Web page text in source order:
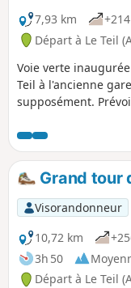
7,93 km
Départ à Le Teil
Voie verte
Teil à l'ancienne
supposément.
de 900 m.
Grand tour
Visorandonneur
10,72 km
3h 50
Départ à Le Teil